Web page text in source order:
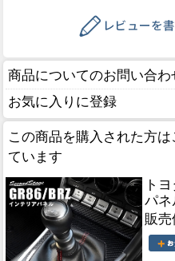
商品についてのお問い合わ
お気に入りに登録
この商品を購入された方
ています
ト
パネ
販売